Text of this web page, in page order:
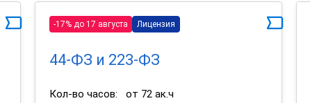
-17% до 17 августа Лицензия
44-ФЗ и 223-ФЗ
Кол-во часов:
от 72 ак.ч